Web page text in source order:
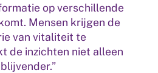
op verschillende
Mensen krijgen de
van vitaliteit te
de inzichten niet alleen